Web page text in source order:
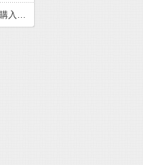
クロスバイクのGiant TCRでで後悔しないために。購入前の確認ポイント